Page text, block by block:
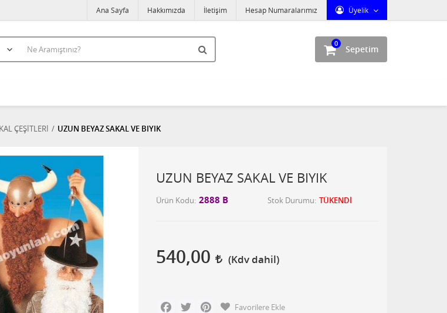
Üyelik
Ana Sayfa Hakkımızda İletişim Hesap Numaralarımız
Sepetim
0
ÇEŞİTLERİ UZUN BEYAZ SAKAL VE BIYIK
UZUN BEYAZ SAKAL VE BIYIK
Ürün Kodu 2888 B Stok Durumu TÜKENDİ
540,00
Facebook
Twitter PinterestFavorilere Ekle